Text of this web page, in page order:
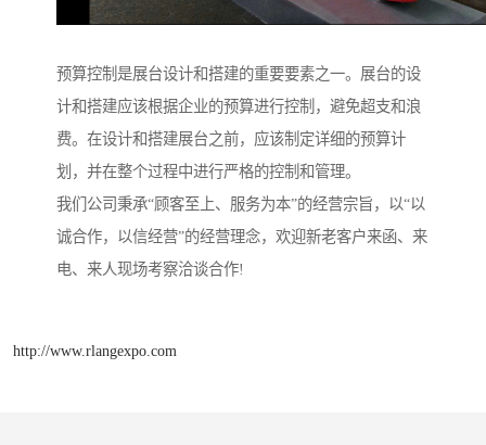
预算控制是展台设计和搭建的重要要素之一。展台的设
计和搭建应该根据企业的预算进行控制，避免超支和浪
费。在设计和搭建展台之前，应该制定详细的预算计
划，并在整个过程中进行严格的控制和管理。
我们公司秉承“顾客至上、服务为本”的经营宗旨，以“以
诚合作，以信经营”的经营理念，欢迎新老客户来函、来
电、来人现场考察洽谈合作!
http://www.rlangexpo.com